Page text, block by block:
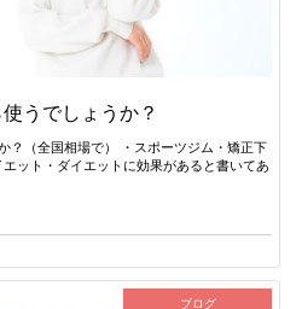
うでしょうか？
？（全国相場で） ・スポーツジム・矯正下
ット・ダイエットに効果があると書いてあ
ブログ